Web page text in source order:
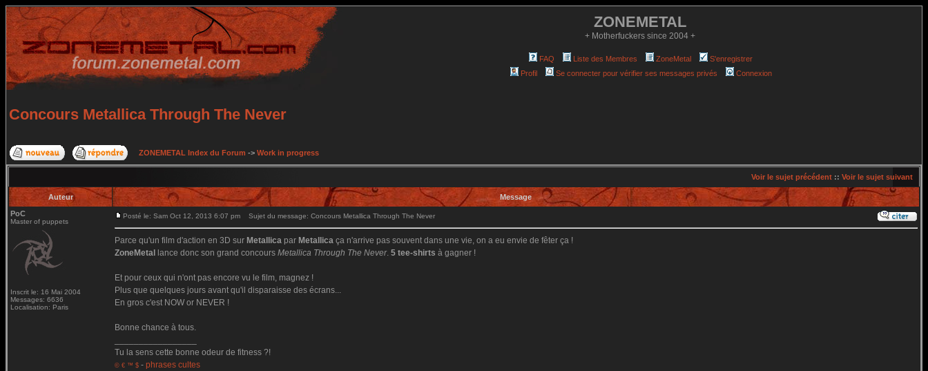
ZONEMETAL
+ Motherfuckers since 2004 +
FAQ Liste des Membres ZoneMetal
S'enregistrer
Profil
Se connecter pour vérifier ses messages privés Connexion
Concours Metallica Through The Never
ZONEMETAL Index du Forum -> Work in progress
Voir le sujet précédent :: Voir le sujet suivant
Auteur
Message
PoC
Master of puppets
Inscrit le: 16 Mai 2004
Messages: 6636
Localisation: Paris
Posté le: Sam Oct 12, 2013 6:07 pm Sujet du message: Concours Metallica Through The Never
Parce qu'un film d'action en 3D sur Metallica par Metallica ça n'arrive pas souvent dans une vie, on a eu envie de fêter ça !
ZoneMetal
lance donc son grand concours Metallica Through The Never. 5 tee-shirts à gagner !
Et pour ceux qui n'ont pas encore vu le film, magnez !
Plus que quelques jours avant qu'il disparaisse des écrans...
En gros c'est NOW or NEVER !
Bonne chance à tous.
Tu la sens cette bonne odeur de fitness ?!
© € ™ $ - phrases cultes